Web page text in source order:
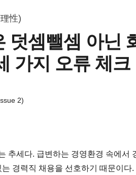
性)
덧셈뺄셈 아닌
가지 오류 체크
2)
추세다. 급변하는 경영환경 속에서
경력직 채용을 선호하기 때문이다